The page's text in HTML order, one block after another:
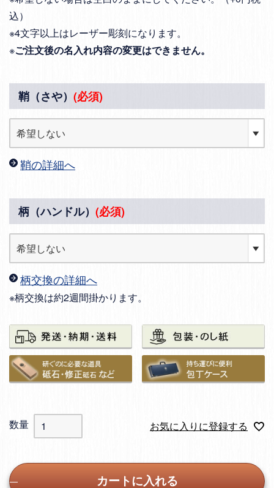
込）
※4文字以上はレーザー彫刻になります。
※ご注文後の名入れ内容の変更はできません。
鞘（さや） (必須)
鞘の詳細へ
柄（ハンドル） (必須)
柄交換の詳細へ
※柄交換は約2週間掛かります。
お気に入りに登録する
カートに入れる